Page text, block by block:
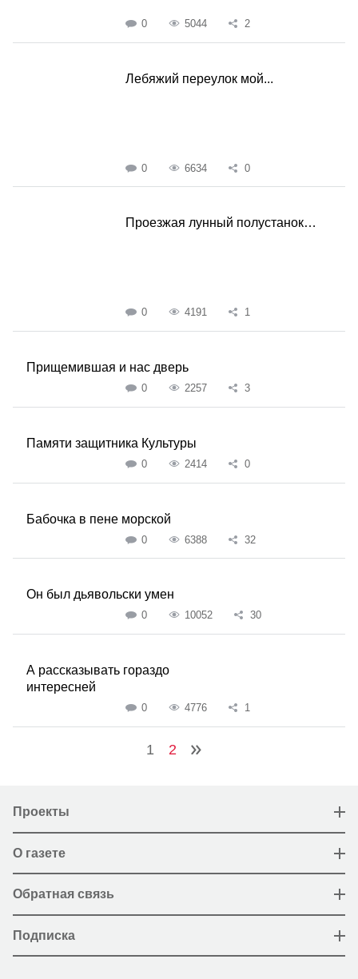
0 5044 2
Лебяжий переулок мой...
0 6634 0
Проезжая лунный полустанок…
0 4191 1
Прищемившая и нас дверь
0 2257 3
Памяти защитника Культуры
0 2414 0
Бабочка в пене морской
0 6388 32
Он был дьявольски умен
0 10052 30
А рассказывать гораздо
интересней
0 4776 1
1 2
Проекты
О газете
Обратная связь
Подписка